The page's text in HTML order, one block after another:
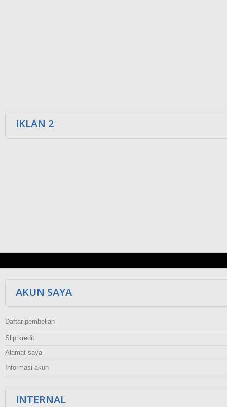
IKLAN 2
AKUN SAYA
Daftar pembelian
Slip kredit
Alamat saya
Informasi akun
INTERNAL